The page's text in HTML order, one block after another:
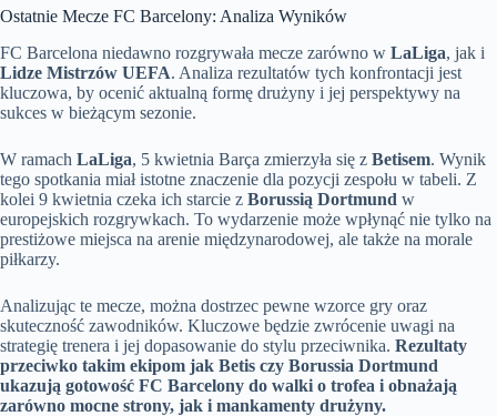
Ostatnie Mecze FC Barcelony: Analiza Wyników
FC Barcelona niedawno rozgrywała mecze zarówno w LaLiga, jak i
Lidze Mistrzów UEFA. Analiza rezultatów tych konfrontacji jest
kluczowa, by ocenić aktualną formę drużyny i jej perspektywy na
sukces w bieżącym sezonie.
W ramach LaLiga, 5 kwietnia Barça zmierzyła się z Betisem. Wynik
tego spotkania miał istotne znaczenie dla pozycji zespołu w tabeli. Z
kolei 9 kwietnia czeka ich starcie z Borussią Dortmund w
europejskich rozgrywkach. To wydarzenie może wpłynąć nie tylko na
prestiżowe miejsca na arenie międzynarodowej, ale także na morale
piłkarzy.
Analizując te mecze, można dostrzec pewne wzorce gry oraz
skuteczność zawodników. Kluczowe będzie zwrócenie uwagi na
strategię trenera i jej dopasowanie do stylu przeciwnika. Rezultaty
przeciwko takim ekipom jak Betis czy Borussia Dortmund
ukazują gotowość FC Barcelony do walki o trofea i obnażają
zarówno mocne strony, jak i mankamenty drużyny.